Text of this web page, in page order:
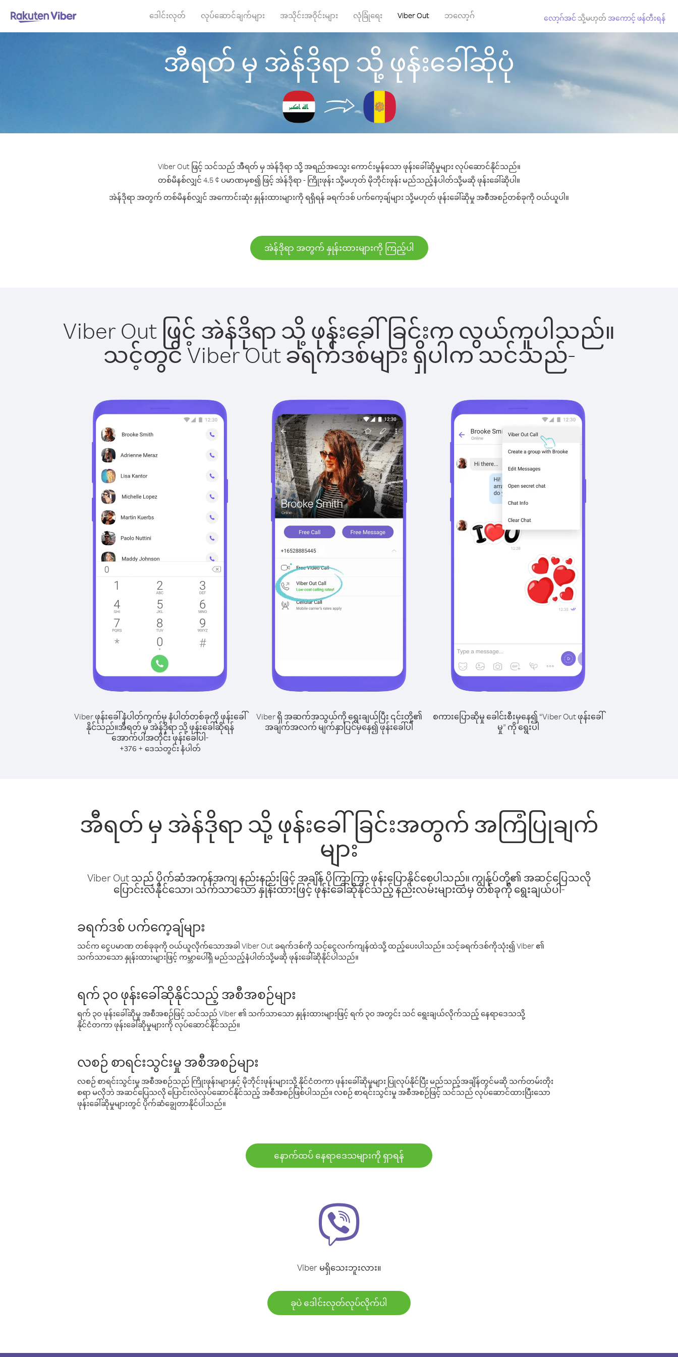
ဒေါင်းလုတ် လုပ်ဆောင်ချက်များ အသိုင်းအဝိုင်းများ လုံခြုံရေး Viber Out ဘလော့ဂ် လော့ဂ်အင် သို့မဟုတ် အကောင့် ဖန်တီးရန်
အီရတ် မှ အဲန်ဒိုရာ သို့ ဖုန်းခေါ်ဆိုပုံ
Viber Out ဖြင့် သင်သည် အီရတ် မှ အဲန်ဒိုရာ သို့ အရည်အသွေး ကောင်းမွန်သော ဖုန်းခေါ်ဆိုမှုများ လုပ်ဆောင်နိုင်သည်။
တစ်မိနစ်လျှင် 4.5 ¢ ပမာဏမှစ၍ ဖြင့် အဲန်ဒိုရာ - ကြိုးဖုန်း သို့မဟုတ် မိုဘိုင်းဖုန်း မည်သည့်နံပါတ်သို့မဆို ဖုန်းခေါ်ဆိုပါ။
အဲန်ဒိုရာ အတွက် တစ်မိနစ်လျှင် အကောင်းဆုံး နှုန်းထားများကို ရရှိရန် ခရက်ဒစ် ပက်ကေ့ချ်များ သို့မဟုတ် ဖုန်းခေါ်ဆိုမှု အစီအစဉ်တစ်ခုကို ဝယ်ယူပါ။
အဲန်ဒိုရာ အတွက် နှုန်းထားများကို ကြည့်ပါ
Viber Out ဖြင့် အဲန်ဒိုရာ သို့ ဖုန်းခေါ်ခြင်းက လွယ်ကူပါသည်။
သင့်တွင် Viber Out ခရက်ဒစ်များ ရှိပါက သင်သည်-
Viber ဖုန်းခေါ်နံပါတ်ကွက်မှ နံပါတ်တစ်ခုကို ဖုန်းခေါ်
နိုင်သည်။အီရတ် မှ အဲန်ဒိုရာ သို့ ဖုန်းခေါ်ဆိုရန်
အောက်ပါအတိုင်း ဖုန်းခေါ်ပါ-
+376 + ဒေသတွင်း နံပါတ်
Viber ရှိ အဆက်အသွယ်ကို ရွေးချယ်ပြီး ၎င်းတို့၏
အချက်အလက် မျက်နှာပြင်မှနေ၍ ဖုန်းခေါ်ပါ
စကားပြောဆိုမှု ခေါင်းစီးမှနေ၍ “Viber Out ဖုန်းခေါ်
မှု” ကို ရွေးပါ
အီရတ် မှ အဲန်ဒိုရာ သို့ ဖုန်းခေါ်ခြင်းအတွက် အကြံပြုချက်
များ
Viber Out သည် ပိုက်ဆံအကုန်အကျ နည်းနည်းဖြင့် အချိန် ပိုကြာကြာ ဖုန်းပြောနိုင်စေပါသည်။ ကျွန်ုပ်တို့၏ အဆင်ပြေသလို
ပြောင်းလဲနိုင်သော၊ သက်သာသော နှုန်းထားဖြင့် ဖုန်းခေါ်ဆိုနိုင်သည့် နည်းလမ်းများထဲမှ တစ်ခုကို ရွေးချယ်ပါ-
ခရက်ဒစ် ပက်ကေ့ချ်များ
သင်က ငွေပမာဏ တစ်ခုခုကို ဝယ်ယူလိုက်သောအခါ Viber Out ခရက်ဒစ်ကို သင့်ငွေလက်ကျန်ထဲသို့ ထည့်ပေးပါသည်။ သင့်ခရက်ဒစ်ကိုသုံး၍ Viber ၏
သက်သာသော နှုန်းထားများဖြင့် ကမ္ဘာပေါ်ရှိ မည်သည့်နံပါတ်သို့မဆို ဖုန်းခေါ်ဆိုနိုင်ပါသည်။
ရက် ၃၀ ဖုန်းခေါ်ဆိုနိုင်သည့် အစီအစဉ်များ
ရက် ၃၀ ဖုန်းခေါ်ဆိုမှု အစီအစဉ်ဖြင့် သင်သည် Viber ၏ သက်သာသော နှုန်းထားများဖြင့် ရက် ၃၀ အတွင်း သင် ရွေးချယ်လိုက်သည့် နေရာဒေသသို့
နိုင်ငံတကာ ဖုန်းခေါ်ဆိုမှုများကို လုပ်ဆောင်နိုင်သည်။
လစဉ် စာရင်းသွင်းမှု အစီအစဉ်များ
လစဉ် စာရင်းသွင်းမှု အစီအစဉ်သည် ကြိုးဖုန်းများနှင့် မိုဘိုင်းဖုန်းများသို့ နိုင်ငံတကာ ဖုန်းခေါ်ဆိုမှုများ ပြုလုပ်နိုင်ပြီး မည်သည့်အချိန်တွင်မဆို သက်တမ်းတိုး
စရာ မလိုဘဲ အဆင်ပြေသလို ပြောင်းလဲလုပ်ဆောင်နိုင်သည့် အစီအစဉ်ဖြစ်ပါသည်။ လစဉ် စာရင်းသွင်းမှု အစီအစဉ်ဖြင့် သင်သည် လုပ်ဆောင်ထားပြီးသော
ဖုန်းခေါ်ဆိုမှုများတွင် ပိုက်ဆံချွေတာနိုင်ပါသည်။
နောက်ထပ် နေရာဒေသများကို ရှာရန်
Viber မရှိသေးဘူးလား။
ခုပဲ ဒေါင်းလုတ်လုပ်လိုက်ပါ